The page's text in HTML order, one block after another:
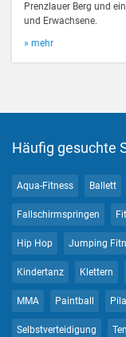
Prenzlauer Berg und
und Erwachsene.
» mehr
Häufig gesuchte
Aqua-Fitness Ballett
Fallschirmspringen
Hip Hop Jumping
Kindertanz Klettern
MMA Paintball
Selbstverteidigung